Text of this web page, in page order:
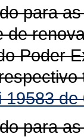
para
de
Poder
de
para